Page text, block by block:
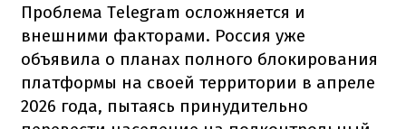
Проблема Telegram осложняется и
внешними факторами. Россия уже
объявила о планах полного блокирования
платформы на своей территории в апреле
2026 года, пытаясь принудительно